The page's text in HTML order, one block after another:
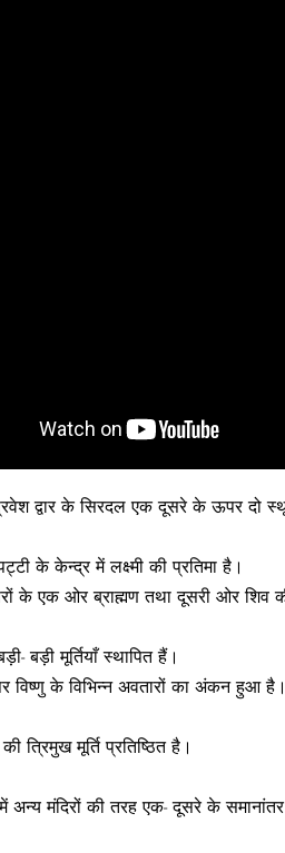
द्वार के सिरदल एक दूसरे के ऊपर दो
के केन्द्र में लक्ष्मी की प्रतिमा है।
के एक ओर ब्राह्मण तथा दूसरी ओर शिव
बड़ी मूर्तियाँ स्थापित हैं।
विष्णु के विभिन्न अवतारों का अंकन हुआ है।
त्रिमुख मूर्ति प्रतिष्ठित है।
अन्य मंदिरों की तरह एक- दूसरे के समानांतर